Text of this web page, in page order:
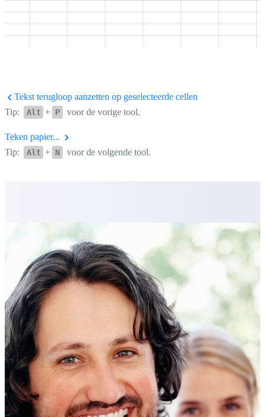
Tekst terugloop aanzetten op geselecteerde cellen
Tip:
Alt + P voor de vorige tool.
Teken papier...
Tip:
Alt + N voor de volgende tool.